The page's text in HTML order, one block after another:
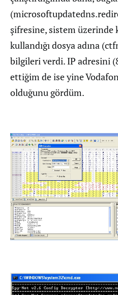
şifresine, sistem
kullandığı dosya adına
bilgileri verdi. IP adresini
ettiğim de ise yine
olduğunu gördüm.